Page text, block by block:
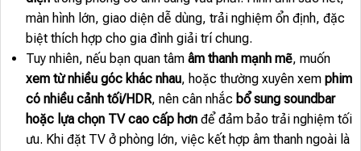
màn hình lớn, giao diện dễ dùng, trải nghiệm ổn định, đặc
biệt thích hợp cho gia đình giải trí chung.
Tuy nhiên, nếu bạn quan tâm âm thanh mạnh mẽ, muốn
xem từ nhiều góc khác nhau, hoặc thường xuyên xem phim
có nhiều cảnh tối/HDR, nên cân nhắc bổ sung soundbar
hoặc lựa chọn TV cao cấp hơnđể đảm bảo trải nghiệm tối
ưu. Khi đặt TV ở phòng lớn, việc kết hợp âm thanh ngoài là